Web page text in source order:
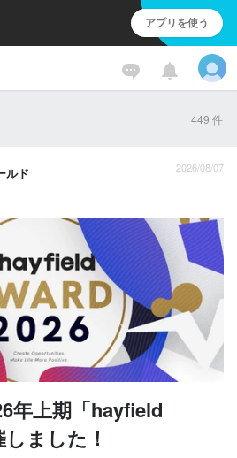
アプリを使う
449 件
ルド 2026/08/07
年上期「hayfield
ました！